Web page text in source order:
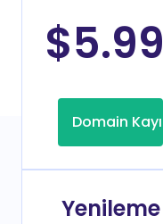
$5.99
Domain Kayıt
Yenileme